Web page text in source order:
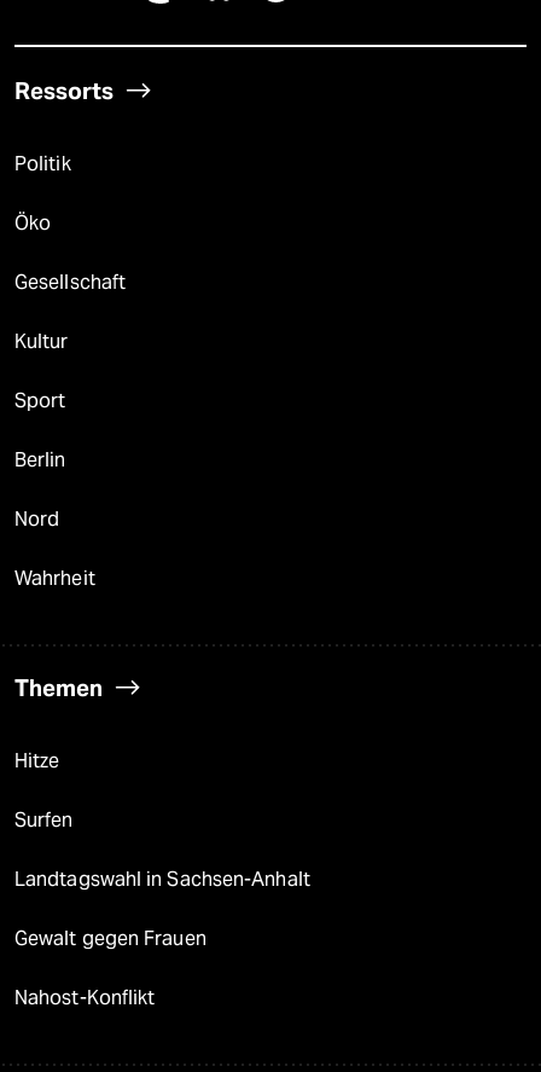
Ressorts
Politik
Öko
Gesellschaft
Kultur
Sport
Berlin
Nord
Wahrheit
Themen
Hitze
Surfen
Landtagswahl in Sachsen-Anhalt
Gewalt gegen Frauen
Nahost-Konflikt